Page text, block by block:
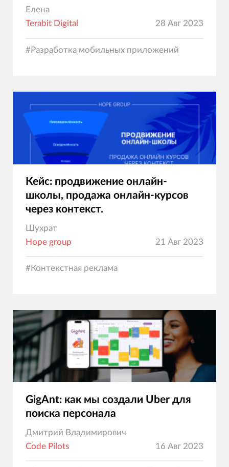
Елена
Terabit Digital
28 Авг 2023
#Разработка мобильных приложений
Кейс: продвижение онлайн-
школы, продажа онлайн-курсов
через контекст.
Шухрат
Hope group
21 Авг 2023
#Контекстная реклама
GigAnt: как мы создали Uber для
поиска персонала
Дмитрий Владимирович
Code Pilots
16 Авг 2023